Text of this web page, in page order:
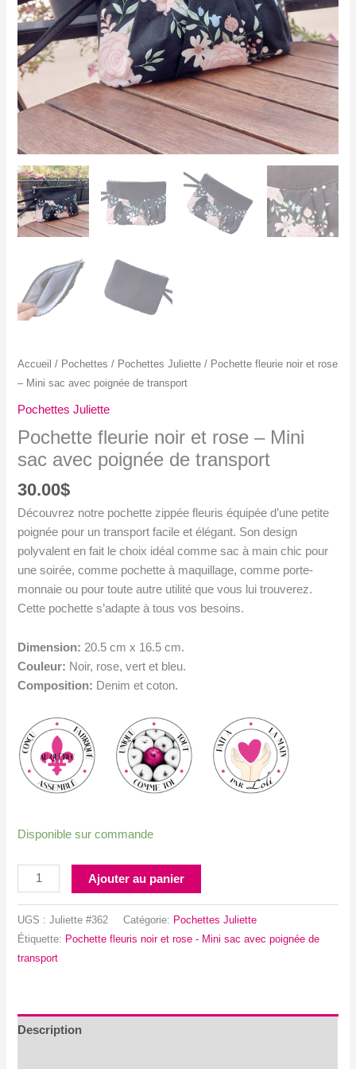
Accueil / Pochettes / Pochettes Juliette / Pochette fleurie noir et rose
– Mini sac avec poignée de transport
Pochettes Juliette
Pochette fleurie noir et rose – Mini
sac avec poignée de transport
30.00$
Découvrez notre pochette zippée fleuris équipée d’une petite
poignée pour un transport facile et élégant. Son design
polyvalent en fait le choix idéal comme sac à main chic pour
une soirée, comme pochette à maquillage, comme porte-
monnaie ou pour toute autre utilité que vous lui trouverez.
Cette pochette s’adapte à tous vos besoins.
Dimension: 20.5 cm x 16.5 cm.
Couleur: Noir, rose, vert et bleu.
Composition: Denim et coton.
Disponible sur commande
quantité
de
fleurie
Mini
Ajouter au panier
UGS :Juliette #362 Catégorie: Pochettes Juliette
Étiquette: Pochette fleuris noir et rose - Mini sac avec poignée de
transport
Description